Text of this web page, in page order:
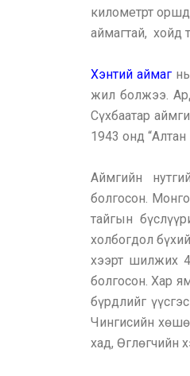
километрт
аймагтай, хойд
Хэнтий аймаг
жил болжээ.
Сүхбаатар
1943 онд
Аймгийн
болгосон.
тайгын
холбогдол
хээрт шилжих
болгосон. Хар
бүрдлийг
Чингисийн
хад, Өглөгчийн